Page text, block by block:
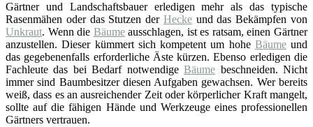
Gärtner und Landschaftsbauer erledigen mehr als das typische
Rasenmähen oder das Stutzen der Heckeund das Bekämpfen von
Unkraut. Wenn die Bäumeausschlagen, ist es ratsam, einen Gärtner
anzustellen. Dieser kümmert sich kompetent um hohe Bäumeund
das gegebenenfalls erforderliche Äste kürzen. Ebenso erledigen die
Fachleute das bei Bedarf notwendigeBäume beschneiden. Nicht
immer sind Baumbesitzer diesen Aufgaben gewachsen. Wer bereits
weiß, dass es an ausreichender Zeit oder körperlicher Kraft mangelt,
sollte auf die fähigen Hände und Werkzeuge eines professionellen
Gärtners vertrauen.